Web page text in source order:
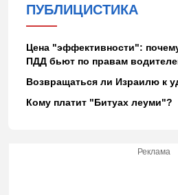
ПУБЛИЦИСТИКА
Цена "эффективности":
ПДД бьют по правам
Возвращаться ли Израилю к
Кому платит "Битуах леуми"?
Реклама